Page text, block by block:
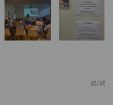
st/st